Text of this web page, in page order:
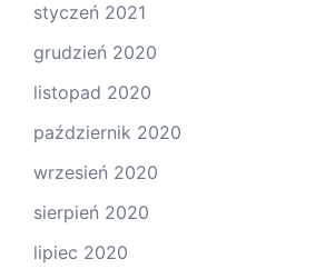
styczeń 2021
grudzień 2020
listopad 2020
październik 2020
wrzesień 2020
sierpień 2020
lipiec 2020